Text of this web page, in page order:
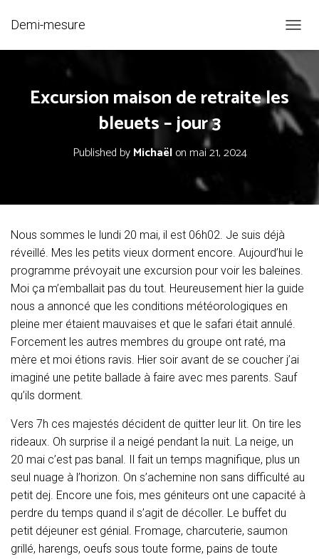
Demi-mesure
U
R
/
F
A
V
G
N
Excursion maison de retraite les
bleuets – jour 3
Published byMichaëlon mai 21, 2024
Nous sommes le lundi 20 mai, il est 06h02. Je suis déjà
réveillé. Mes les petits vieux dorment encore. Aujourd’hui le
programme prévoyait une excursion pour voir les baleines.
Moi ça m’emballait pas du tout. Heureusement hier la guide
nous a annoncé que les conditions météorologiques en
pleine mer étaient mauvaises et que le safari était annulé.
Forcement les autres membres du groupe ont raté, ma
mère et moi étions ravis. Hier soir avant de se coucher j’ai
imaginé une petite ballade à faire avec mes parents. Sauf
qu’ils dorment.
Vers 7h ces majestés décident de quitter leur lit. On tire les
rideaux. Oh surprise il a neigé pendant la nuit. La neige, un
20 mai c’est pas banal. Il fait un temps magnifique, plus un
seul nuage à l’horizon. On s’achemine non sans difficulté au
petit dej. Encore une fois, mes géniteurs ont une capacité à
perdre du temps quand il s’agit de décoller. Le buffet du
petit déjeuner est génial. Fromage, charcuterie, saumon
grillé, harengs, oeufs sous toute forme, pains de toute